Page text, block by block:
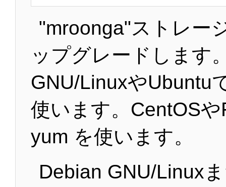
"mroonga"ストレー
ップグレードします
GNU/LinuxやUbuntu
使います。CentOS
yum を使います。
Debian GNU/Linux